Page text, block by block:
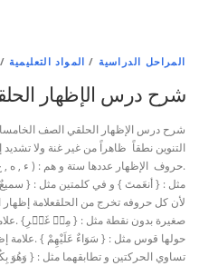
المراحل الدراسية / المواد التعليمية /
شرح درس الإظهار
شرح درس الإظهار الحلقي الصف
التنوين نطقاً ظاهراً من غير غنة ولا
.حروف الإظهار عددها ستة و هم : ( ء , ه ,
مثل : { أنعَمتَ } و في كلمتين مثل : { سميعٌ
لأن كل حروفه تخرج من الحلقعلامة
صغيرة بدون نقطة مثل : { مِنۡ غَيۡرِ}
حولها قوس مثل : { سَوَاءٌ عَلَيْهِمْ } .علامة
تساوي الحركتين و تطابقهما مثل : {